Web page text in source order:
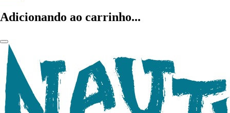
Adicionando ao carrinho...